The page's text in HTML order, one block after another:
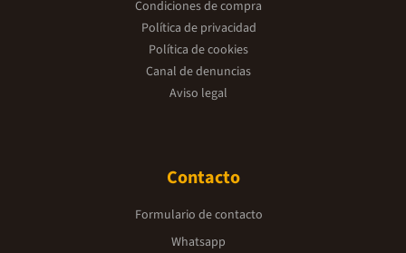
Condiciones de compra
Política de privacidad
Política de cookies
Canal de denuncias
Aviso legal
Contacto
Formulario de contacto
Whatsapp